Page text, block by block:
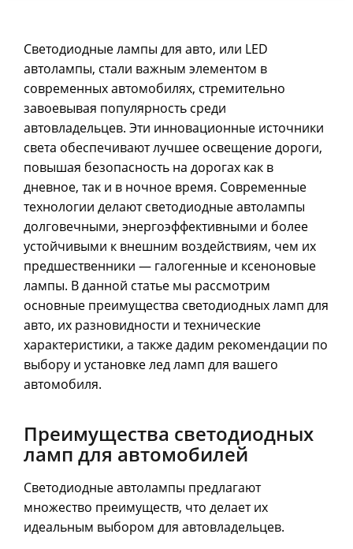
Светодиодные лампы для авто, или LED
автолампы, стали важным элементом в
современных автомобилях, стремительно
завоевывая популярность среди
автовладельцев. Эти инновационные источники
света обеспечивают лучшее освещение дороги,
повышая безопасность на дорогах как в
дневное, так и в ночное время. Современные
технологии делают светодиодные автолампы
долговечными, энергоэффективными и более
устойчивыми к внешним воздействиям, чем их
предшественники — галогенные и ксеноновые
лампы. В данной статье мы рассмотрим
основные преимущества светодиодных ламп для
авто, их разновидности и технические
характеристики, а также дадим рекомендации по
выбору и установке лед ламп для вашего
автомобиля.
Преимущества светодиодных
ламп для автомобилей
Светодиодные автолампы предлагают
множество преимуществ, что делает их
идеальным выбором для автовладельцев.